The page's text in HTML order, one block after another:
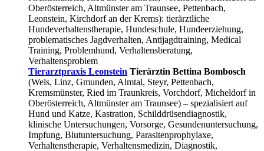
Oberösterreich, Altmünster am Traunsee, Pettenbach,
Leonstein, Kirchdorf an der Krems): tierärztliche
Hundeverhaltenstherapie, Hundeschule, Hundeerziehung,
problematisches Jagdverhalten, Antijagdtraining, Medical
Training, Problemhund, Verhaltensberatung,
Verhaltensproblem
Tierarztpraxis Leonstein Tierärztin Bettina Bombosch
(Wels, Linz, Gmunden, Almtal, Steyr, Pettenbach,
Kremsmünster, Ried im Traunkreis, Vorchdorf, Micheldorf in
Oberösterreich, Altmünster am Traunsee) – spezialisiert auf
Hund und Katze, Kastration, Schilddrüsendiagnostik,
klinische Untersuchungen, Vorsorge, Gesundenuntersuchung,
Impfung, Blutuntersuchung, Parasitenprophylaxe,
Verhaltenstherapie, Verhaltensmedizin, Diagnostik,